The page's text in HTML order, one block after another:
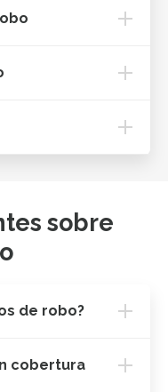
sobre
de robo?
cobertura